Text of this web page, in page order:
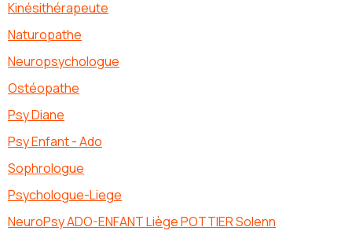
Kinésithérapeute
Naturopathe
Neuropsychologue
Ostéopathe
Psy Diane
Psy Enfant - Ado
Sophrologue
Psychologue-Liege
NeuroPsy ADO-ENFANT Liège POTTIER Solenn